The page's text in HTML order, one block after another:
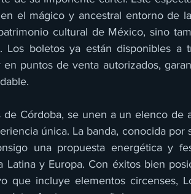
el mágico y ancestral entorno de
cultural de México, sino
Los boletos ya están disponibles a
en puntos de venta autorizados,
de Córdoba, se unen a un elenco de
única. La banda, conocida por
una propuesta energética y
Latina y Europa. Con éxitos bien
que incluye elementos circenses,